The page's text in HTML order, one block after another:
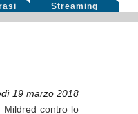
Streaming
19 marzo 2018
Mildred contro lo